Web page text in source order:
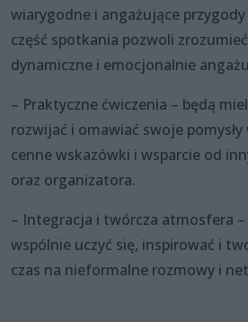
wiarygodne i angażujące
część spotkania pozwoli
dynamiczne i emocjonalnie
– Praktyczne ćwiczenia – będą
rozwijać i omawiać swoje
cenne wskazówki i wsparcie od
oraz organizatora.
– Integracja i twórcza atmosfera
wspólnie uczyć się, inspirować i
czas na nieformalne rozmowy i